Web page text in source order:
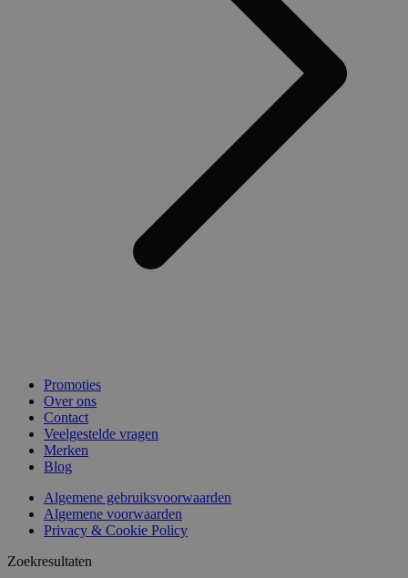
Promoties
Over ons
Contact
Veelgestelde vragen
Merken
Blog
Algemene gebruiksvoorwaarden
Algemene voorwaarden
Privacy & Cookie Policy
Zoekresultaten